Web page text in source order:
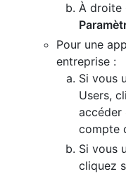
À droite
Pour une
entreprise :
Si vous
Users,
accéder
compte
Si vous
cliquez